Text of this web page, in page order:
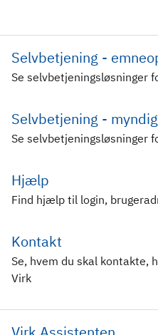
Selvbetjening -
Se selvbetjeningsløsninger
Selvbetjening -
Se selvbetjeningsløsninger
Hjælp
Find hjælp til login,
Kontakt
Se, hvem du skal kontakte,
Virk